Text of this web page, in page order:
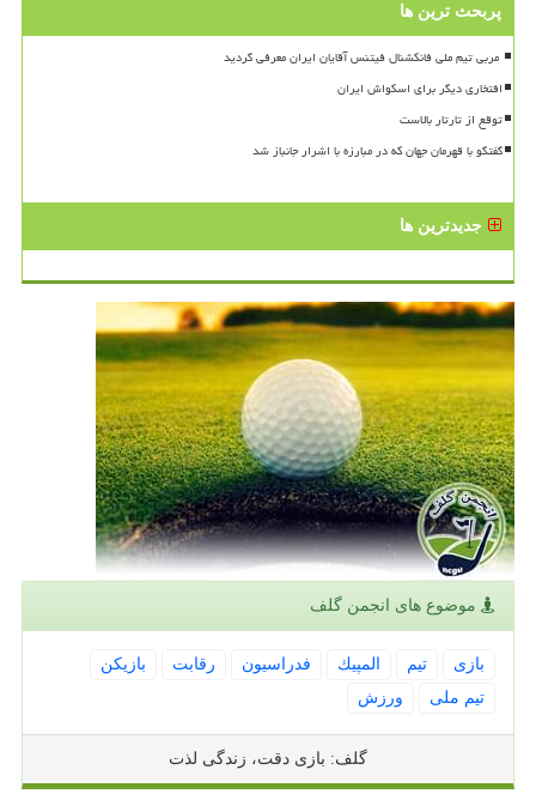
پربحث ترین ها
افتخاری دیگر برای اسکواش ایران
توقع از تارتار بالاست
گفتگو با قهرمان جهان که در مبارزه با اشرار جانباز شد
جدیدترین ها
موضوع های انجمن گلف
بازی تیم المپیك فدراسیون رقابت
بازیكن
تیم ملی
ورزش
گلف: بازی دقت، زندگی لذت